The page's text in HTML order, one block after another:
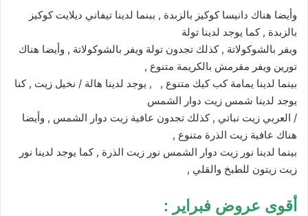
وأيضا هناك دانيسا كوكيز بالزبدة , ببنما لدينا تيفاني ديلايت كوكيز
بالزبدة , كما يوجد لدينا تولة
ويفر بالشوكولاتة , كذلك تجدون تولة ويفر بالشوكولاتة , وأيضا هناك
تورين ويفر مقرمش بالكريمة متنوع ,
بينما لدينا يمامة كب كيك متنوع , , يوجد لدينا هالة / نخيل زيت , كنا
يوجد لدينا شمس زيت دوار الشمس
/ العربي زيت نباتي , كذلك تجدون عافية زيت دوار الشمس , وأيضا
هناك عافية زيت الذرة متنوع ,
بينما لدينا نور زيت دوار الشمس نور زيت الذرة , كما يوجد لدينا نور
زيت زيتون للطبخ والقلي ,
أقوى عروض فبراير :